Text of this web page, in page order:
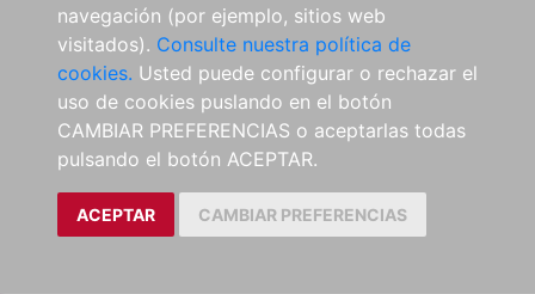
navegación (por ejemplo, sitios web
visitados). Consulte nuestra política de
cookies. Usted puede configurar o rechazar el
uso de cookies puslando en el botón
CAMBIAR PREFERENCIAS o aceptarlas todas
pulsando el botón ACEPTAR.
ACEPTAR CAMBIAR PREFERENCIAS